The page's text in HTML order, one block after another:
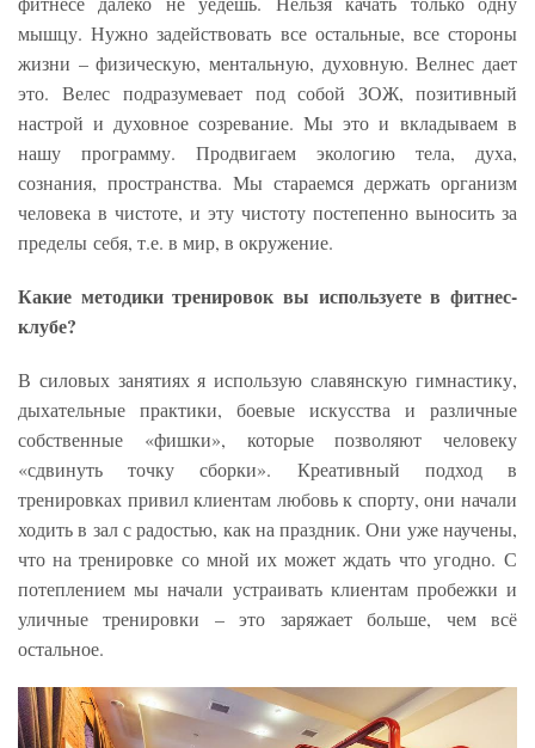
мышцу. Нужно задействовать все остальные, все стороны
жизни – физическую, ментальную, духовную. Велнес дает
это. Велес подразумевает под собой ЗОЖ, позитивный
настрой и духовное созревание. Мы это и вкладываем в
нашу программу. Продвигаем экологию тела, духа,
сознания, пространства. Мы стараемся держать организм
человека в чистоте, и эту чистоту постепенно выносить за
пределы себя, т.е. в мир, в окружение.
Какие методики тренировок вы используете в фитнес-
клубе?
В силовых занятиях я использую славянскую гимнастику,
дыхательные практики, боевые искусства и различные
собственные «фишки», которые позволяют человеку
«сдвинуть точку сборки». Креативный подход в
тренировках привил клиентам любовь к спорту, они начали
ходить в зал с радостью, как на праздник. Они уже научены,
что на тренировке со мной их может ждать что угодно. С
потеплением мы начали устраивать клиентам пробежки и
уличные тренировки – это заряжает больше, чем всё
остальное.